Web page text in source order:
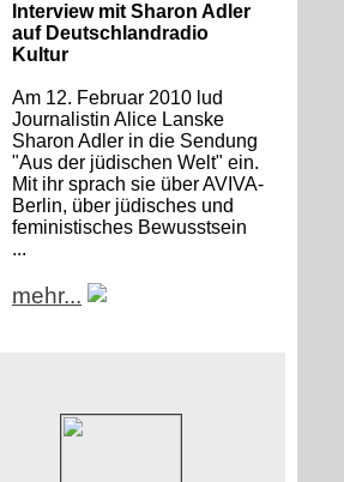
Interview mit Sharon Adler
auf Deutschlandradio
Kultur
Am 12. Februar 2010 lud
Journalistin Alice Lanske
Sharon Adler in die Sendung
"Aus der jüdischen Welt" ein.
Mit ihr sprach sie über AVIVA-
Berlin, über jüdisches und
feministisches Bewusstsein
...
mehr...